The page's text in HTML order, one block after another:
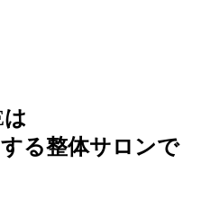
る整体サロンで